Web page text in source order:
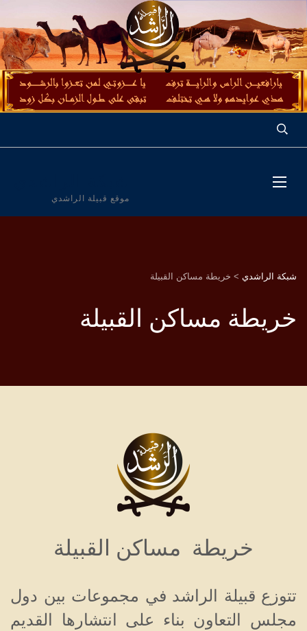
موقع قبيلة الراشدي
شبكة الراشدي > خريطة مساكن القبيلة
خريطة مساكن القبيلة
خريطة مساكن القبيلة
تتوزع قبيلة الراشد في مجموعات بين دول
مجلس التعاون بناء على انتشارها القديم